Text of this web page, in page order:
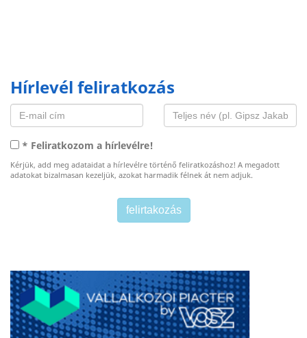
Hírlevél feliratkozás
* Feliratkozom a hírlevélre!
Kérjük, add meg adataidat a hírlevélre történő feliratkozáshoz! A megadott
adatokat bizalmasan kezeljük, azokat harmadik félnek át nem adjuk.